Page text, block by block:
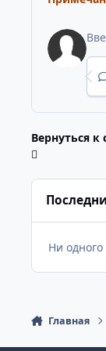
Вернуться к
Ни
Главная